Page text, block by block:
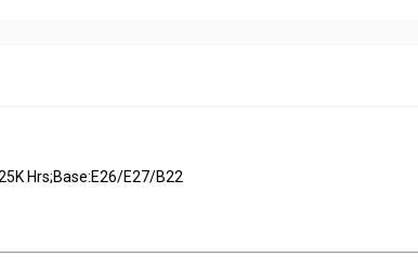
Hrs;Base:E26/E27/B22